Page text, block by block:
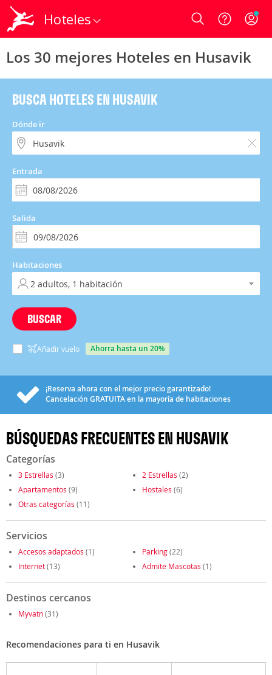
Hoteles Login
Los 30 mejores Hoteles en Husavik
BUSCA HOTELES EN HUSAVIK
Dónde ir
Entrada
Salida
Habitaciones
BUSCAR
Añadir vuelo ahorra hasta un 20%
¡Reserva ahora con el mejor precio garantizado!
Cancelación GRATUITAen la mayoría de habitaciones
BÚSQUEDAS FRECUENTES EN HUSAVIK
Categorías
3 Estrellas (3) 2 Estrellas (2)
Apartamentos (9) Hostales (6)
Otras categorías (11)
Servicios
Accesos adaptados (1) Parking(22)
Internet(13) Admite Mascotas (1)
Destinos cercanos
Myvatn(31)
Recomendaciones para ti en Husavik